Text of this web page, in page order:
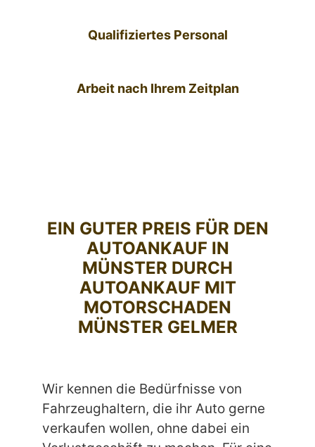
Qualifiziertes Personal
Arbeit nach Ihrem Zeitplan
EIN GUTER PREIS FÜR DEN
AUTOANKAUF IN
MÜNSTER DURCH
AUTOANKAUF MIT
MOTORSCHADEN
MÜNSTER GELMER
Wir kennen die Bedürfnisse von
Fahrzeughaltern, die ihr Auto gerne
verkaufen wollen, ohne dabei ein